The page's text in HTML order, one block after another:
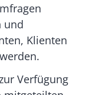
und
Klienten
Verfügung